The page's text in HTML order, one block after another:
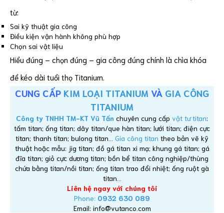
từ:
Sai kỹ thuật gia công
Điều kiện vận hành không phù hợp
Chọn sai vật liệu
Hiểu đúng – chọn đúng – gia công đúng chính là chìa khóa
để kéo dài tuổi thọ Titanium.
CUNG CẤP KIM LOẠI TITANIUM VÀ GIA CÔNG
TITANIUM
Công ty TNHH TM-KT Vũ Tấn chuyên cung cấp vật tư titan:
tấm titan; ống titan; dây titan/que hàn titan; lưới titan; điện cực
titan; thanh titan; bulong titan… Gia công titan theo bản vẽ kỹ
thuật hoặc mẫu: jig titan; đồ gá titan xi mạ; khung gá titan; gá
đĩa titan; giỏ cực dương titan; bồn bể titan công nghiệp/thùng
chứa bằng titan/nồi titan; ống titan trao đổi nhiệt; ống ruột gà
titan…
Liên hệ ngay với chúng tôi
Phone: 0932 630 089
Email: info@vutanco.com